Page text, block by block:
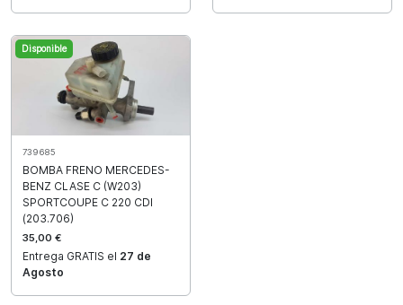
Disponible
739685
BOMBA FRENO MERCEDES-
BENZ CLASE C (W203)
SPORTCOUPE C 220 CDI
(203.706)
35,00 €
Entrega GRATIS el 27 de
Agosto